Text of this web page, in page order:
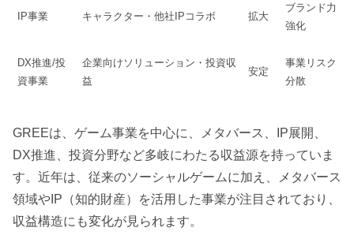
IP事業 キャラクター・他社IPコラボ 拡大
ブランド力
強化
DX推進/投
資事業
企業向けソリューション・投資収
益
安定
事業リスク
分散
GREEは、ゲーム事業を中心に、メタバース、IP展開、
DX推進、投資分野など多岐にわたる収益源を持っていま
す。近年は、従来のソーシャルゲームに加え、メタバース
領域やIP（知的財産）を活用した事業が注目されており、
収益構造にも変化が見られます。